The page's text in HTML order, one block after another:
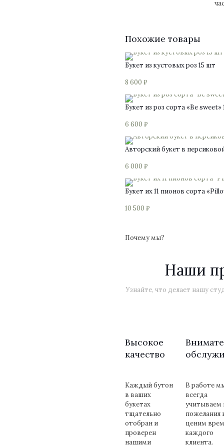
Похожие товары
Букет из кустовых роз 15 шт
8 600 ₽
Букет из роз сорта «Be sweet»
6 600 ₽
Авторский букет в
6 000 ₽
Букет их 11 пионов сорта
10 500 ₽
Почему мы?
Наши
Узнайте, что делает нашу
Высокое
качество
Каждый бутон
в ваших
букетах
тщательно
отобран и
проверен
нашими
В работе
всегда
учитываем
пожелания
ценим
каждого
клиента.